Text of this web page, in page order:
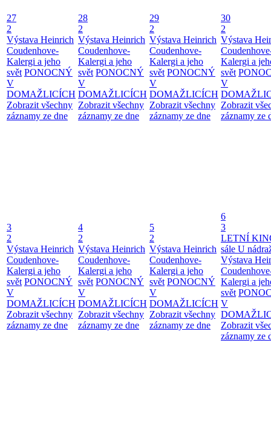
27
2
Výstava Heinrich
Coudenhove-
Kalergi a jeho
svět PONOCNÝ
V
DOMAŽLICÍCH
Zobrazit všechny
záznamy ze dne
28
2
Výstava Heinrich
Coudenhove-
Kalergi a jeho
svět PONOCNÝ
V
DOMAŽLICÍCH
Zobrazit všechny
záznamy ze dne
29
2
Výstava Heinrich
Coudenhove-
Kalergi a jeho
svět PONOCNÝ
V
DOMAŽLICÍCH
Zobrazit všechny
záznamy ze dne
30
2
Výstava
Kalergi a
svět
V
Zobrazit
záznamy ze
3
2
Výstava Heinrich
Coudenhove-
Kalergi a jeho
svět PONOCNÝ
V
DOMAŽLICÍCH
Zobrazit všechny
záznamy ze dne
4
2
Výstava Heinrich
Coudenhove-
Kalergi a jeho
svět PONOCNÝ
V
DOMAŽLICÍCH
Zobrazit všechny
záznamy ze dne
5
2
Výstava Heinrich
Coudenhove-
Kalergi a jeho
svět PONOCNÝ
V
DOMAŽLICÍCH
Zobrazit všechny
záznamy ze dne
6
3
LETNÍ
sále U
Výstava
Kalergi a
svět
V
Zobrazit
záznamy ze